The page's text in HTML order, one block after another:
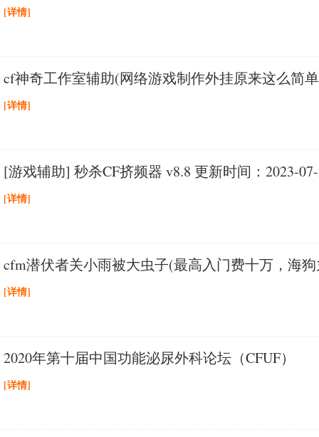
[详情]
cf神奇工作室辅助(网络游戏制作外挂原来这么简
[详情]
[游戏辅助] 秒杀CF挤频器 v8.8 更新时间：2023-
[详情]
cfm潜伏者关小雨被大虫子(最高入门费十万，海
[详情]
2020年第十届中国功能泌尿外科论坛（CFUF）
[详情]